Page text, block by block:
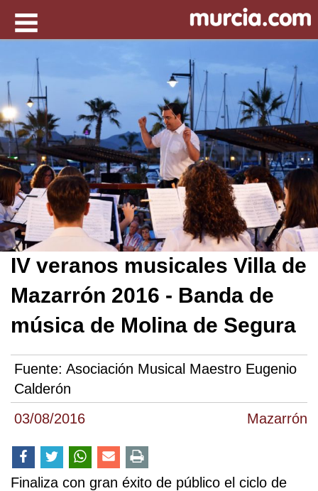
03/08/2016 Mazarrón
IV veranos musicales Villa de
Mazarrón 2016 - Banda de
música de Molina de Segura
Fuente: Asociación Musical Maestro Eugenio
Calderón
Finaliza con gran éxito de público el ciclo de